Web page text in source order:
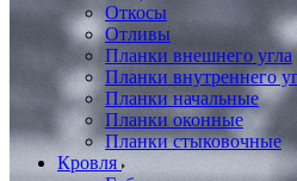
Откосы
Отливы
Планки внешнего угла
Планки внутреннего
Планки начальные
Планки оконные
Планки стыковочные
Кровля